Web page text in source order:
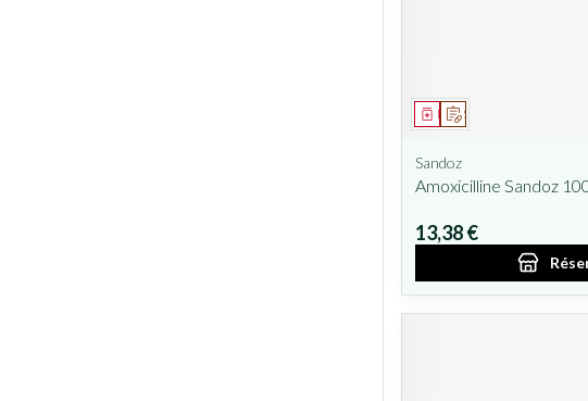
Sur prescription
Médicament
Sandoz
Amoxicilline Sandoz
13,38 €